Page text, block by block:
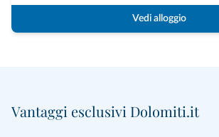
Vedi alloggio
Vantaggi esclusivi Dolomiti.it